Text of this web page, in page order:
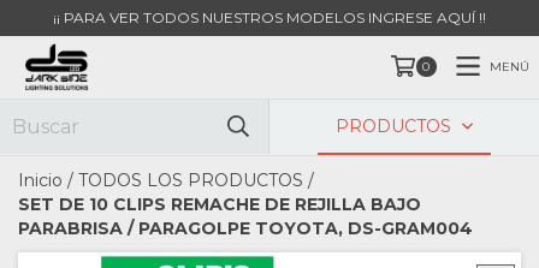
¡¡ PARA VER TODOS NUESTROS MODELOS INGRESE AQUÍ !!
0 MENÚ
PRODUCTOS
Inicio / TODOS LOS PRODUCTOS /
SET DE 10 CLIPS REMACHE DE REJILLA BAJO
PARABRISA / PARAGOLPE TOYOTA, DS-GRAM004